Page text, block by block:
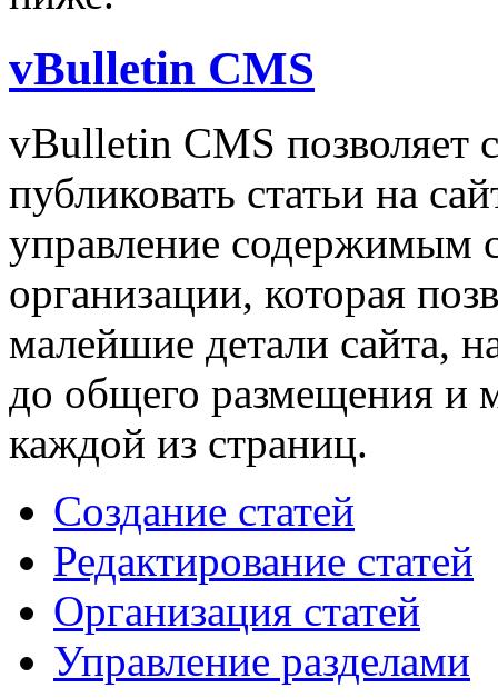
vBulletin CMS
vBulletin CMS позволяет
публиковать статьи на
управление содержимым
организации, которая
малейшие детали сайта,
до общего размещения и
каждой из страниц.
Создание статей
Редактирование статей
Организация статей
Управление разделами